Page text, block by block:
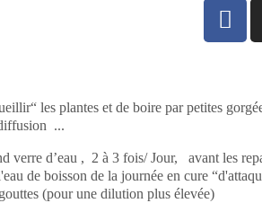
les plantes et de boire par petites
...
verre d’eau , 2 à 3 fois/ Jour, avant les
de boisson de la journée en cure
(pour une dilution plus élevée)